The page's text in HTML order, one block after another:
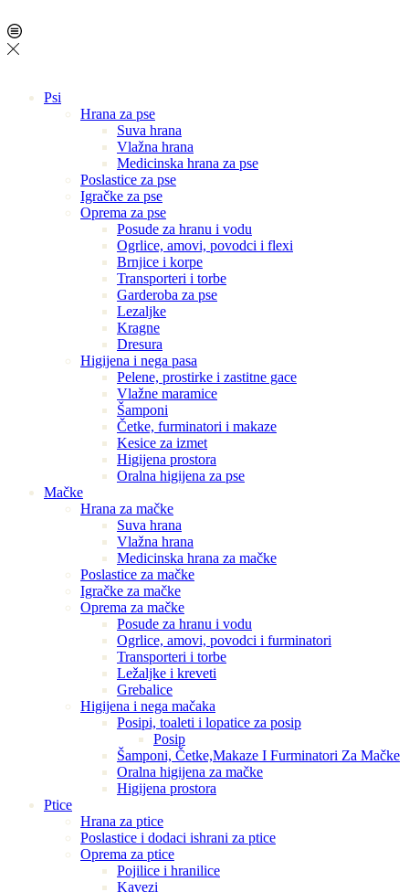
Psi
Hrana za pse
Suva hrana
Vlažna hrana
Medicinska hrana za pse
Poslastice za pse
Igračke za pse
Oprema za pse
Posude za hranu i vodu
Ogrlice, amovi, povodci i flexi
Brnjice i korpe
Transporteri i torbe
Garderoba za pse
Lezaljke
Kragne
Dresura
Higijena i nega pasa
Pelene, prostirke i zastitne gace
Vlažne maramice
Šamponi
Četke, furminatori i makaze
Kesice za izmet
Higijena prostora
Oralna higijena za pse
Mačke
Hrana za mačke
Suva hrana
Vlažna hrana
Medicinska hrana za mačke
Poslastice za mačke
Igračke za mačke
Oprema za mačke
Posude za hranu i vodu
Ogrlice, amovi, povodci i furminatori
Transporteri i torbe
Ležaljke i kreveti
Grebalice
Higijena i nega mačaka
Posipi, toaleti i lopatice za posip
Posip
Šamponi, Četke,Makaze I Furminatori Za Mačke
Oralna higijena za mačke
Higijena prostora
Ptice
Hrana za ptice
Poslastice i dodaci ishrani za ptice
Oprema za ptice
Pojilice i hranilice
Kavezi